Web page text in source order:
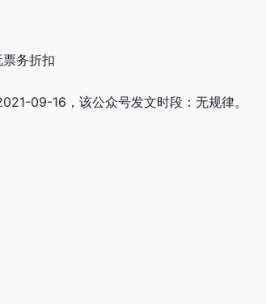
务折扣
09-16，该公众号发文时段：无规律。